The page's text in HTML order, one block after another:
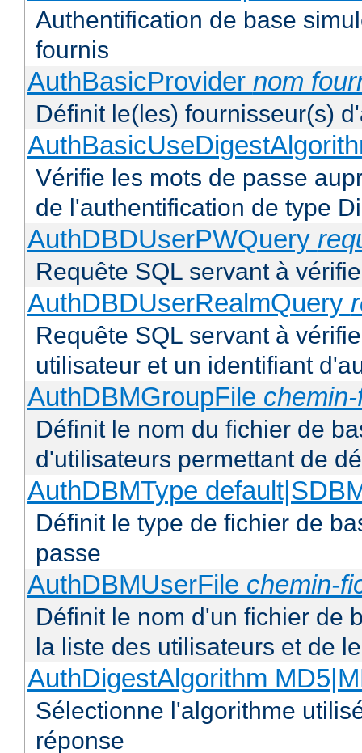
Authentification de base
fournis
AuthBasicProvider nom
Définit le(les) fournisseur(s)
Vérifie les mots de passe
de l'authentification de type
AuthDBDUserPWQuery
Requête SQL servant à
AuthDBDUserRealmQuery
Requête SQL servant à
utilisateur et un identifiant
AuthDBMGroupFile
Définit le nom du fichier de
d'utilisateurs permettant de
AuthDBMType
Définit le type de fichier de
passe
AuthDBMUserFile chemin-
Définit le nom d'un fichier de
la liste des utilisateurs et de
AuthDigestAlgorithm
Sélectionne l'algorithme
réponse